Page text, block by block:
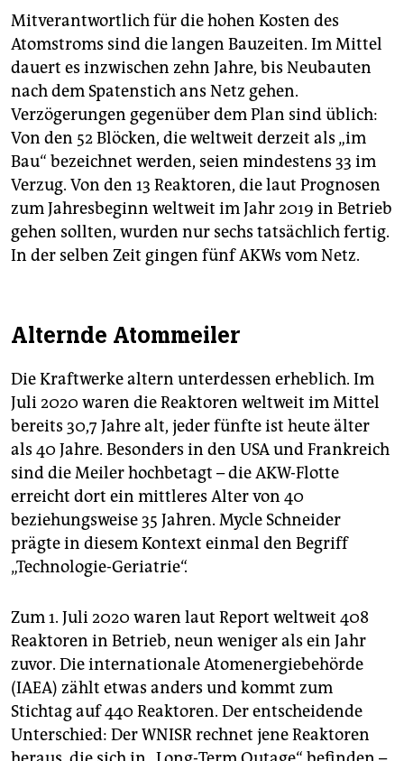
Mitverantwortlich für die hohen Kosten des
Atomstroms sind die langen Bauzeiten. Im Mittel
dauert es inzwischen zehn Jahre, bis Neubauten
nach dem Spatenstich ans Netz gehen.
Verzögerungen gegenüber dem Plan sind üblich:
Von den 52 Blöcken, die weltweit derzeit als „im
Bau“ bezeichnet werden, seien mindestens 33 im
Verzug. Von den 13 Reaktoren, die laut Prognosen
zum Jahresbeginn weltweit im Jahr 2019 in Betrieb
gehen sollten, wurden nur sechs tatsächlich fertig.
In der selben Zeit gingen fünf AKWs vom Netz.
Alternde Atommeiler
Die Kraftwerke altern unterdessen erheblich. Im
Juli 2020 waren die Reaktoren weltweit im Mittel
bereits 30,7 Jahre alt, jeder fünfte ist heute älter
als 40 Jahre. Besonders in den USA und Frankreich
sind die Meiler hochbetagt – die AKW-Flotte
erreicht dort ein mittleres Alter von 40
beziehungsweise 35 Jahren. Mycle Schneider
prägte in diesem Kontext einmal den Begriff
„Technologie-Geriatrie“.
Zum 1. Juli 2020 waren laut Report weltweit 408
Reaktoren in Betrieb, neun weniger als ein Jahr
zuvor. Die internationale Atomenergiebehörde
(IAEA) zählt etwas anders und kommt zum
Stichtag auf 440 Reaktoren. Der entscheidende
Unterschied: Der WNISR rechnet jene Reaktoren